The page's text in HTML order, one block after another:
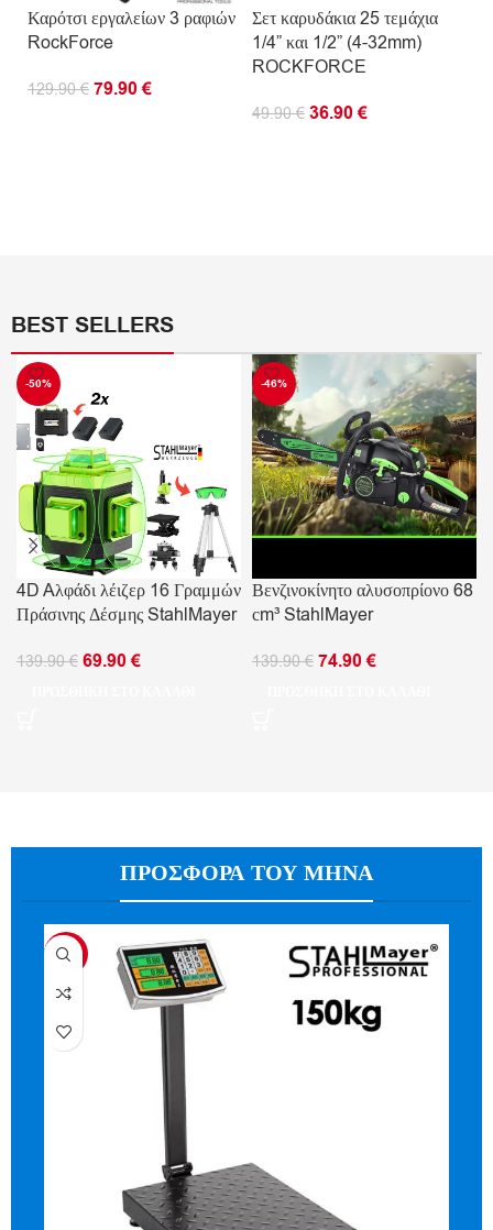
Καρότσι εργαλείων 3 ραφιών
RockForce
129.90€ 79.90€
Σετ καρυδάκια 25 τεμάχια
1/4” και 1/2” (4-32mm)
ROCKFORCE
49.90€ 36.90€
BEST SELLERS
-50%
4D Aλφάδι λέιζερ 16 Γραμμών
Πράσινης Δέσμης StahlMayer
139.90€ 69.90€
-46%
Βενζινοκίνητο αλυσοπρίονο 68
сm³ StahlMayer
139.90€ 74.90€
ΠΡΟΣΦΟΡΑ ΤΟΥ ΜΗΝΑ
-45%